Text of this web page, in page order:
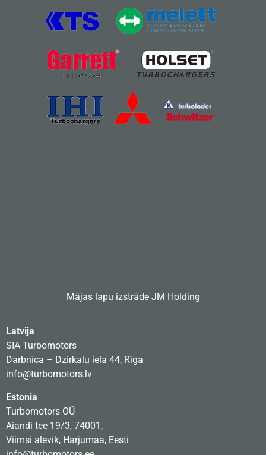
Mājas lapu izstrādeJM Holding
Latvija
SIA Turbomotors
Darbnīca – Dzirkalu iela 44, Rīga
info@turbomotors.lv
Estonia
Turbomotors OÜ
Aiandi tee 19/3, 74001,
Viimsi alevik, Harjumaa, Eesti